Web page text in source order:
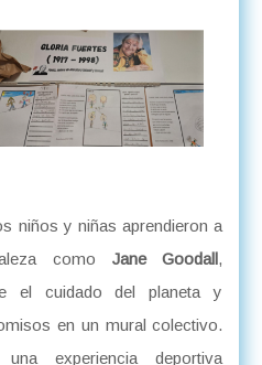
niños y niñas aprendieron a
como Jane Goodall,
el cuidado del planeta y
en un mural colectivo.
experiencia deportiva